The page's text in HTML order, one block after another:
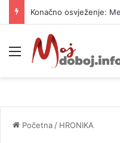
Konačno osvježenje:
Meni
Početna / HRONIKA